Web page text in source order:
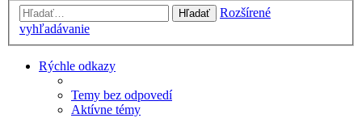
Hľadať
Rozšírené
vyhľadávanie
Rýchle odkazy
Temy bez odpovedí
Aktívne témy